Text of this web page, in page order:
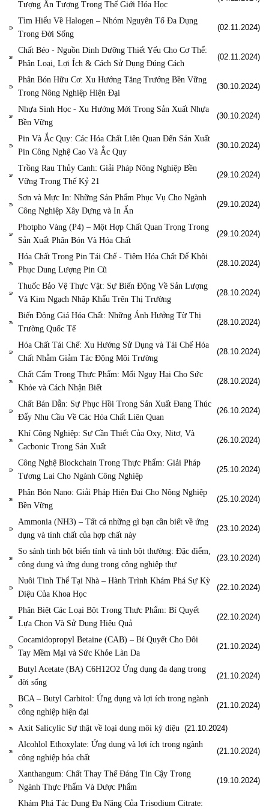
Tượng Ấn Tượng Trong Thế Giới Hóa Học
Tìm Hiểu Về Halogen – Nhóm Nguyên Tố Đa Dụng
Trong Đời Sống
(02.11.2024)
Chất Béo - Nguồn Dinh Dưỡng Thiết Yếu Cho Cơ Thể:
Phân Loại, Lợi Ích & Cách Sử Dụng Đúng Cách
(02.11.2024)
Phân Bón Hữu Cơ: Xu Hướng Tăng Trưởng Bền Vững
Trong Nông Nghiệp Hiện Đại
(30.10.2024)
Nhựa Sinh Học - Xu Hướng Mới Trong Sản Xuất Nhựa
Bền Vững
(30.10.2024)
Pin Và Ắc Quy: Các Hóa Chất Liên Quan Đến Sản Xuất
Pin Công Nghệ Cao Và Ắc Quy
(30.10.2024)
Trồng Rau Thủy Canh: Giải Pháp Nông Nghiệp Bền
Vững Trong Thế Kỷ 21
(29.10.2024)
Sơn và Mực In: Những Sản Phẩm Phục Vụ Cho Ngành
Công Nghiệp Xây Dựng và In Ấn
(29.10.2024)
Photpho Vàng (P4) – Một Hợp Chất Quan Trọng Trong
Sản Xuất Phân Bón Và Hóa Chất
(29.10.2024)
Hóa Chất Trong Pin Tái Chế - Tiêm Hóa Chất Để Khôi
Phục Dung Lượng Pin Cũ
(28.10.2024)
Thuốc Bảo Vệ Thực Vật: Sự Biến Động Về Sản Lượng
Và Kim Ngạch Nhập Khẩu Trên Thị Trường
(28.10.2024)
Biến Động Giá Hóa Chất: Những Ảnh Hưởng Từ Thị
Trường Quốc Tế
(28.10.2024)
Hóa Chất Tái Chế: Xu Hướng Sử Dụng và Tái Chế Hóa
Chất Nhằm Giảm Tác Động Môi Trường
(28.10.2024)
Chất Cấm Trong Thực Phẩm: Mối Nguy Hại Cho Sức
Khỏe và Cách Nhận Biết
(28.10.2024)
Chất Bán Dẫn: Sự Phục Hồi Trong Sản Xuất Đang Thúc
Đẩy Nhu Cầu Về Các Hóa Chất Liên Quan
(26.10.2024)
Khí Công Nghiệp: Sự Cần Thiết Của Oxy, Nitơ, Và
Cacbonic Trong Sản Xuất
(26.10.2024)
Công Nghệ Blockchain Trong Thực Phẩm: Giải Pháp
Tương Lai Cho Ngành Công Nghiệp
(25.10.2024)
Phân Bón Nano: Giải Pháp Hiện Đại Cho Nông Nghiệp
Bền Vững
(25.10.2024)
Ammonia (NH3) – Tất cả những gì bạn cần biết về ứng
dụng và tính chất của hợp chất này
(23.10.2024)
So sánh tinh bột biến tính và tinh bột thường: Đặc điểm,
công dụng và ứng dụng trong công nghiệp thự
(23.10.2024)
Nuôi Tinh Thể Tại Nhà – Hành Trình Khám Phá Sự Kỳ
Diệu Của Khoa Học
(22.10.2024)
Phân Biệt Các Loại Bột Trong Thực Phẩm: Bí Quyết
Lựa Chọn Và Sử Dụng Hiệu Quả
(22.10.2024)
Cocamidopropyl Betaine (CAB) – Bí Quyết Cho Đôi
Tay Mềm Mại và Sức Khỏe Làn Da
(21.10.2024)
Butyl Acetate (BA) C6H12O2 Ứng dụng đa dạng trong
đời sống
(21.10.2024)
BCA – Butyl Carbitol: Ứng dụng và lợi ích trong ngành
công nghiệp hiện đại
(21.10.2024)
Axit Salicylic Sự thật về loại dung môi kỳ diệu (21.10.2024)
Alcohlol Ethoxylate: Ứng dụng và lợi ích trong ngành
công nghiệp hóa chất
(21.10.2024)
Xanthangum: Chất Thay Thế Đáng Tin Cậy Trong
Ngành Thực Phẩm Và Dược Phẩm
(19.10.2024)
Khám Phá Tác Dụng Đa Năng Của Trisodium Citrate: